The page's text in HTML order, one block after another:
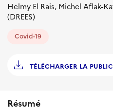
Helmy El Rais, Michel Aflak-
(DREES)
Covid-19
TÉLÉCHARGER LA
Résumé